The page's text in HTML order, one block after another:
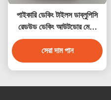
পাইকারি ডেকিং টাইলস ডাব্লুপিসি
রেডউড ডেকিং আউটডোর মেঝে
সজ্জা
সেরা দাম পান